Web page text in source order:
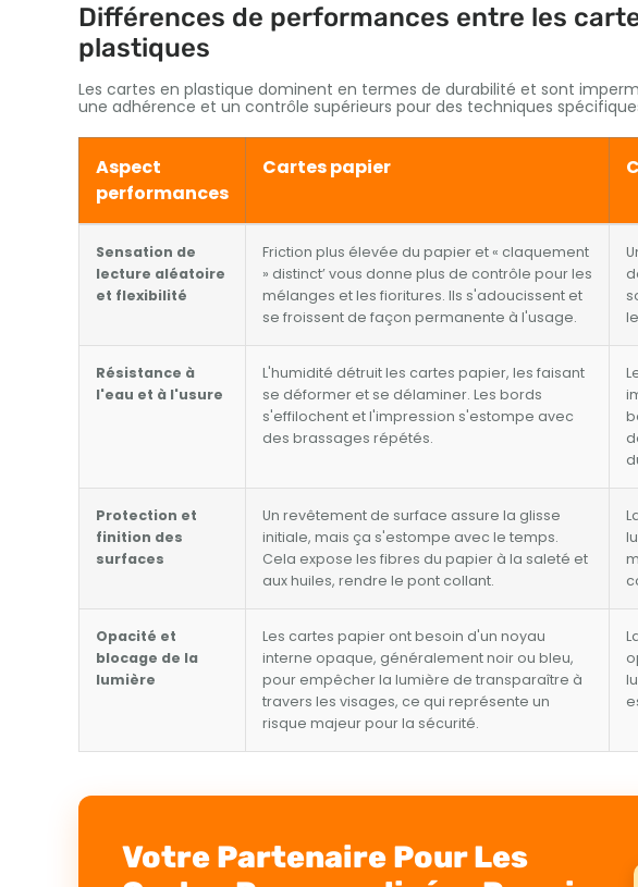
Différences de performances entre les
plastiques
Les cartes en plastique dominent en termes de durabilité et sont
une adhérence et un contrôle supérieurs pour des techniques
Aspect
performances
Cartes papier
Sensation de
lecture aléatoire
et flexibilité
Friction plus élevée du papier et « claquement
» distinct’ vous donne plus de contrôle pour les
mélanges et les fioritures. Ils s'adoucissent et
se froissent de façon permanente à l'usage.
Résistance à
l'eau et à l'usure
L'humidité détruit les cartes papier, les faisant
se déformer et se délaminer. Les bords
s'effilochent et l'impression s'estompe avec
des brassages répétés.
Protection et
finition des
surfaces
Un revêtement de surface assure la glisse
initiale, mais ça s'estompe avec le temps.
Cela expose les fibres du papier à la saleté et
aux huiles, rendre le pont collant.
Opacité et
blocage de la
lumière
Les cartes papier ont besoin d'un noyau
interne opaque, généralement noir ou bleu,
pour empêcher la lumière de transparaître à
travers les visages, ce qui représente un
risque majeur pour la sécurité.
Votre Partenaire Pour Les